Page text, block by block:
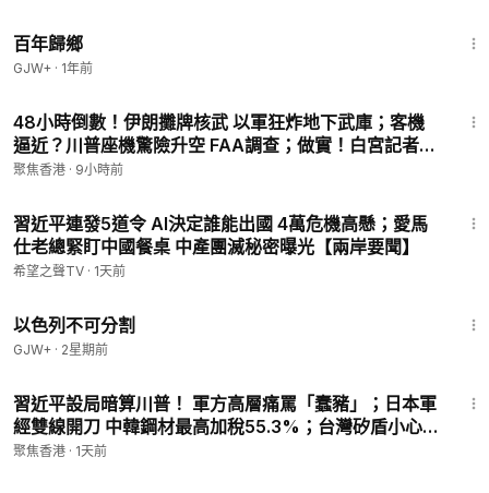
百年歸鄉
GJW+ · 1年前
48小時倒數！伊朗攤牌核武 以軍狂炸地下武庫；客機
逼近？川普座機驚險升空 FAA調查；做實！白宮記者揭
黑幕 習砸巨資攻陷 美媒成中宣部【今日看點】
聚焦香港 · 9小時前
習近平連發5道令 AI決定誰能出國 4萬危機高懸；愛馬
仕老總緊盯中國餐桌 中產團滅秘密曝光【兩岸要聞】
希望之聲TV · 1天前
以色列不可分割
GJW+ · 2星期前
習近平設局暗算川普！ 軍方高層痛罵「蠢豬」；日本軍
經雙線開刀 中韓鋼材最高加稅55.3%；台灣矽盾小心！
伊朗無人機轟AI帝國【今日新聞】
聚焦香港 · 1天前